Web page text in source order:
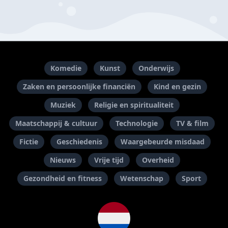
Komedie Kunst
Onderwijs
Zaken en persoonlijke financiën
Kind en gezin
Muziek
Religie en spiritualiteit
Maatschappij & cultuur
Technologie
TV & film
Fictie
Geschiedenis
Waargebeurde misdaad
Nieuws
Vrije tijd
Overheid
Gezondheid en fitness
Wetenschap Sport